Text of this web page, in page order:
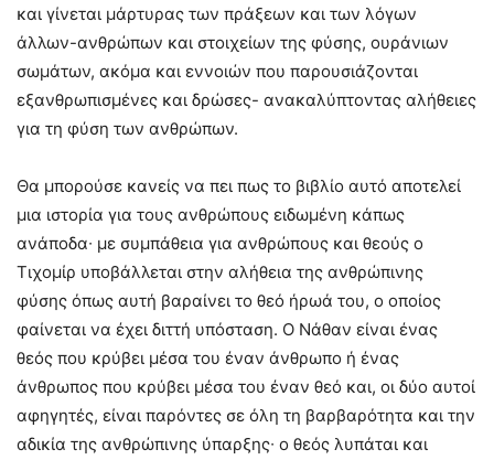
και γίνεται μάρτυρας των πράξεων και των λόγων
άλλων-ανθρώπων και στοιχείων της φύσης, ουράνιων
σωμάτων, ακόμα και εννοιών που παρουσιάζονται
εξανθρωπισμένες και δρώσες- ανακαλύπτοντας αλήθειες
για τη φύση των ανθρώπων.
Θα μπορούσε κανείς να πει πως το βιβλίο αυτό αποτελεί
μια ιστορία για τους ανθρώπους ειδωμένη κάπως
ανάποδα∙ με συμπάθεια για ανθρώπους και θεούς ο
Τιχομίρ υποβάλλεται στην αλήθεια της ανθρώπινης
φύσης όπως αυτή βαραίνει το θεό ήρωά του, ο οποίος
φαίνεται να έχει διττή υπόσταση. Ο Νάθαν είναι ένας
θεός που κρύβει μέσα του έναν άνθρωπο ή ένας
άνθρωπος που κρύβει μέσα του έναν θεό και, οι δύο αυτοί
αφηγητές, είναι παρόντες σε όλη τη βαρβαρότητα και την
αδικία της ανθρώπινης ύπαρξης∙ ο θεός λυπάται και